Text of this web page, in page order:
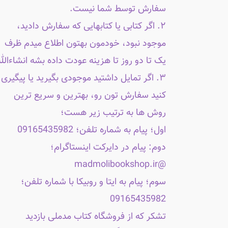
سفارش توسط شما نیست.
۲. اگر کتابی یا کتابهایی که سفارش دادید،
موجود نبود، خودمون بهتون اطلاع میدم ظرف
یک تا دو روز تا هزینه عودت داده بشه
۳. اگر تمایل داشتید موجودی بگیرید یا پیگیری
کنید سفارش تون رو، بهترین و سریع ترین
روش ها به ترتیب زیر هست؛
اول؛ پیام به شماره تلفن؛ 09165435982
دوم: پیام در دایرکت اینستاگرام؛
@madmolibookshop.ir
سوم؛ پیام به ایتا و روبیکا با شماره تلفن؛
09165435982
تشکر که از فروشگاه کتاب مدملی بازدید